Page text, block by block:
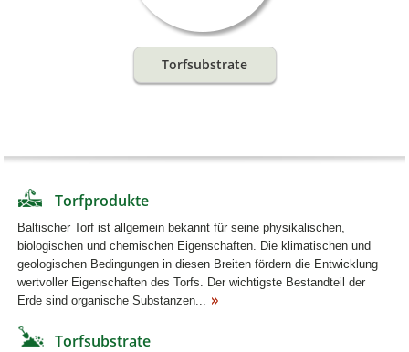
Torfsubstrate
Torfprodukte
Baltischer Torf ist allgemein bekannt für seine physikalischen,
biologischen und chemischen Eigenschaften. Die klimatischen und
geologischen Bedingungen in diesen Breiten fördern die Entwicklung
wertvoller Eigenschaften des Torfs. Der wichtigste Bestandteil der
Erde sind organische Substanzen...
Torfsubstrate